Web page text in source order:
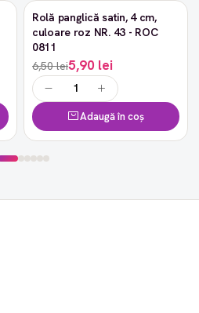
-9%
Rolă panglică satin, 4 cm,
culoare roz NR. 43 - ROC
0811
6,50 lei5,90 lei
Adaugă în coș